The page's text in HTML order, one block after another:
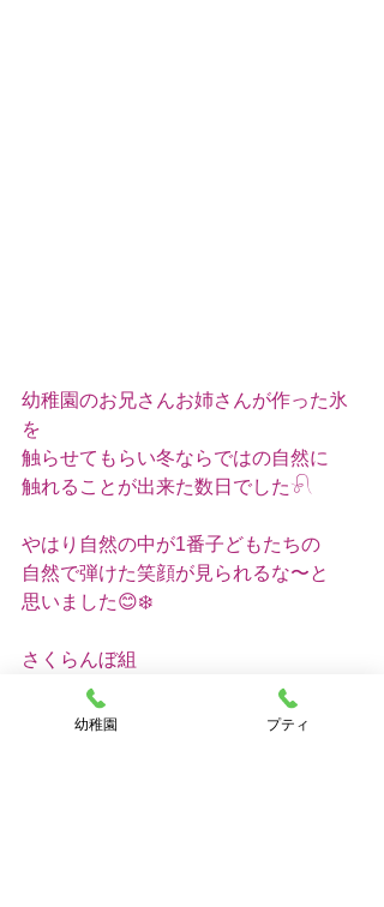
幼稚園のお兄さんお姉さんが作った氷
を
触らせてもらい冬ならではの自然に
触れることが出来た数日でした𓍯
やはり自然の中が1番子どもたちの
自然で弾けた笑顔が見られるな〜と
思いました😊❄️
さくらんぼ組
吉本
さくらんぼ組
幼稚園 プティ